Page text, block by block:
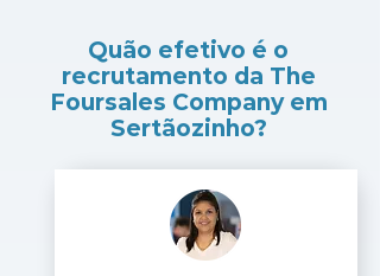
Quão efetivo é o
recrutamento da The
Foursales Company em
Sertãozinho?